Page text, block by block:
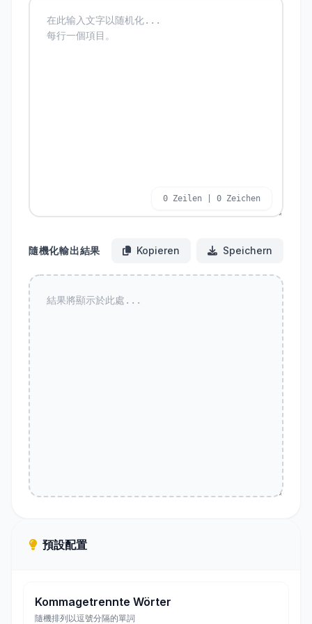
0 Zeilen | 0 Zeichen
隨機化輸出結果 Kopieren Speichern
預設配置
Kommagetrennte Wörter
隨機排列以逗號分隔的單詞